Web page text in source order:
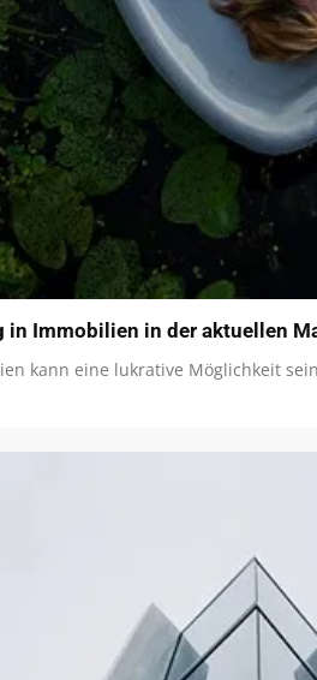
in Immobilien in der aktuellen
kann eine lukrative Möglichkeit